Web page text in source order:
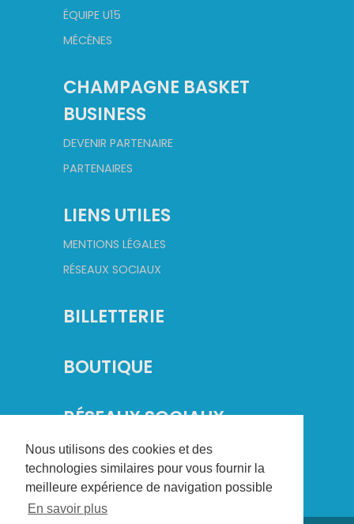
Nous utilisons des cookies et des
technologies similaires pour vous fournir la
meilleure expérience de navigation possible
En savoir plus
ÉQUIPE U15
MÉCÈNES
CHAMPAGNE BASKET
BUSINESS
DEVENIR PARTENAIRE
PARTENAIRES
LIENS UTILES
MENTIONS LÉGALES
RÉSEAUX SOCIAUX
BILLETTERIE
BOUTIQUE
RÉSEAUX SOCIAUX